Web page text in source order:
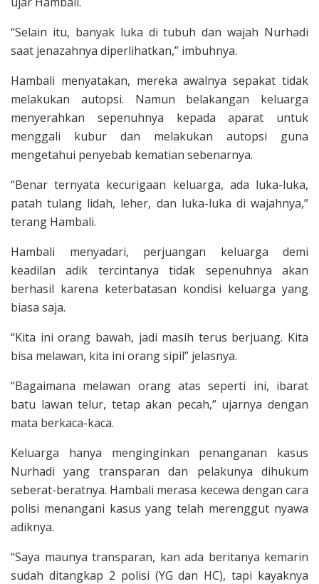
“Selain itu, banyak luka di tubuh dan wajah Nurhadi
saat jenazahnya diperlihatkan,” imbuhnya.
Hambali menyatakan, mereka awalnya sepakat tidak
melakukan autopsi. Namun belakangan keluarga
menyerahkan sepenuhnya kepada aparat untuk
menggali kubur dan melakukan autopsi guna
mengetahui penyebab kematian sebenarnya.
“Benar ternyata kecurigaan keluarga, ada luka-luka,
patah tulang lidah, leher, dan luka-luka di wajahnya,”
terang Hambali.
Hambali menyadari, perjuangan keluarga demi
keadilan adik tercintanya tidak sepenuhnya akan
berhasil karena keterbatasan kondisi keluarga yang
biasa saja.
“Kita ini orang bawah, jadi masih terus berjuang. Kita
bisa melawan, kita ini orang sipil” jelasnya.
“Bagaimana melawan orang atas seperti ini, ibarat
batu lawan telur, tetap akan pecah,” ujarnya dengan
mata berkaca-kaca.
Keluarga hanya menginginkan penanganan kasus
Nurhadi yang transparan dan pelakunya dihukum
seberat-beratnya. Hambali merasa kecewa dengan cara
polisi menangani kasus yang telah merenggut nyawa
adiknya.
“Saya maunya transparan, kan ada beritanya kemarin
sudah ditangkap 2 polisi (YG dan HC), tapi kayaknya